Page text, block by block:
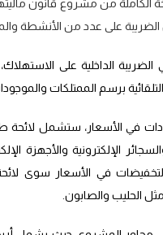
الضريبة على عدد من الأنشطة
الداخلية على
التلقائية برسم الممتلكات
في الأسعار، ستشمل لائحة
الإلكترونية والأجهزة
في الأسعار سوى
الحليب والصابون.